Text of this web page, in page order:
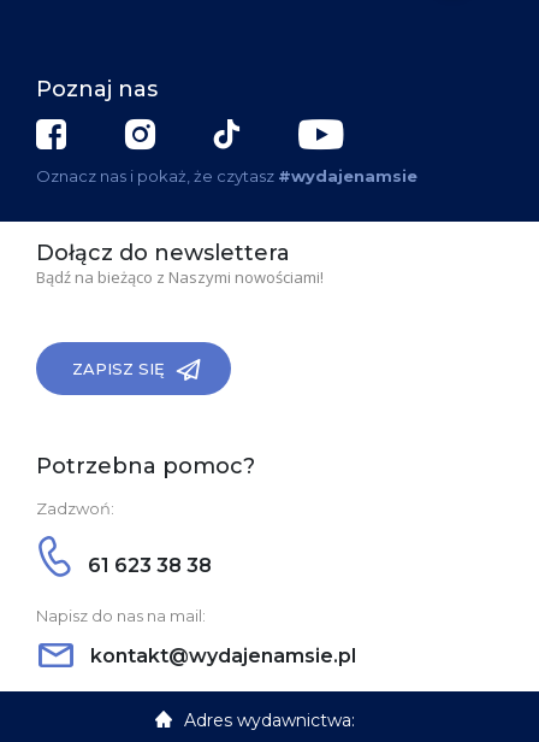
Poznaj nas
Oznacz nas i pokaż, że czytasz #wydajenamsie
Dołącz do newslettera
Bądź na bieżąco z Naszymi nowościami!
ZAPISZ SIĘ
Potrzebna pomoc?
Zadzwoń:
61 623 38 38
Napisz do nas na mail:
kontakt@wydajenamsie.pl
Adres wydawnictwa: